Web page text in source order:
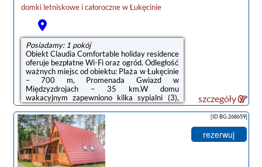
domki letniskowe i całorocznewŁukęcinie
Posiadamy: 1 pokój
Obiekt Claudia Comfortable holiday residence
oferuje bezpłatne Wi-Fi oraz ogród. Odległość
ważnych miejsc od obiektu: Plaża w Łukęcinie
– 700 m, Promenada Gwiazd w
Międzyzdrojach – 35 km.W domu
wakacyjnym zapewniono kilka sypialni (3),
kilka łazienek (2), pościel, ręczniki oraz
kuchnię z pełnym wyposażeniem. Do
dyspozycji Gości jest także telewizor z
dostępem do kanałów kablowych oraz taras z
widokiem na ogród.Doba hotelowa od godziny
14:00 do 10:00.Check your Belvilla booking
confirmation for optional facilities. These may
szczegóły
[ID BG.268659]
rezerwuj